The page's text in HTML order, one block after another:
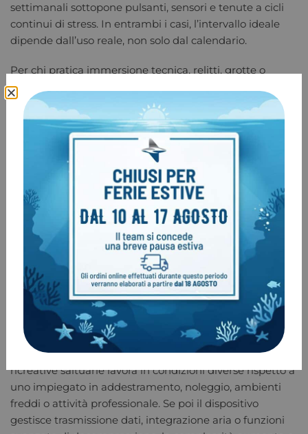
settimanali sottopone pulsanti, sensori e tenute a cicli
continui di stress. In entrambi i casi, l’intervallo ideale
dipende dall’uso reale, non solo dal calendario.
Per chi pratica immersione tecnica, relitti, grotte o
utilizza più miscele, il margine di tolleranza deve essere
più stretto. Quando il computer è parte centrale del
profilo operativo, rimandare un controllo per risparmiare
tempo o denaro è spesso una falsa economia.
Cosa incide di più sulla durata del
computer
La qualità costruttiva conta, ma non basta. Molto
dipende da come viene sciacquato, asciugato e
stoccato. Il sale che resta intorno ai pulsanti, le
immersioni ripetute senza un risciacquo corretto,
l’esposizione al sole in auto o in gommone e la
conservazione con batteria scarica sono abitudini che
accorciano la vita dello strumento.
Anche l’uso fa differenza. Un computer per immersioni
ricreative saltuarie lavora in condizioni diverse rispetto a
uno impiegato in addestramento, noleggio, ambienti
freddi o attività professionale. Se poi il dispositivo
gestisce trasmissione dati, integrazione aria o funzioni